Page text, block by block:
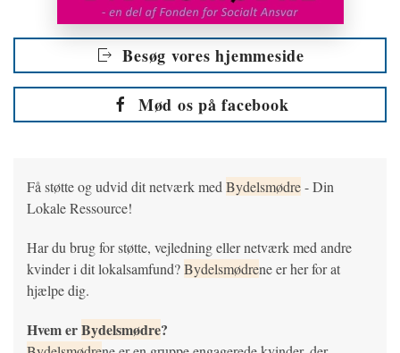
Besøg vores hjemmeside
Mød os på facebook
Få støtte og udvid dit netværk med Bydelsmødre- Din
Lokale Ressource!
Har du brug for støtte, vejledning eller netværk med andre
kvinder i dit lokalsamfund?Bydelsmødrene er her for at
hjælpe dig.
Hvem erBydelsmødre?